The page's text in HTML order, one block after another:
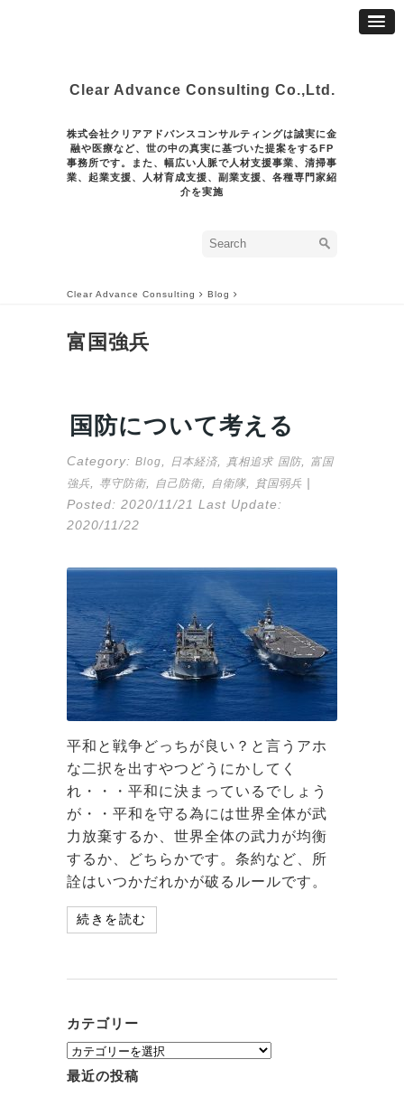
Clear Advance Consulting Co.,Ltd.
株式会社クリアアドバンスコンサルティングは誠実に金
融や医療など、世の中の真実に基づいた提案をするFP
事務所です。また、幅広い人脈で人材支援事業、清掃事
業、起業支援、人材育成支援、副業支援、各種専門家紹
介を実施
Clear Advance Consulting Blog
富国強兵
国防について考える
Category: Blog 日本経済 真相追求 国防,
富国
強兵
専守防衛, 自己防衛, 自衛隊 貧国弱兵 |
Posted: 2020/11/21 Last Update:
2020/11/22
平和と戦争どっちが良い？と言うアホ
な二択を出すやつどうにかしてく
れ・・・平和に決まっているでしょう
が・・平和を守る為には世界全体が武
力放棄するか、世界全体の武力が均衡
するか、どちらかです。条約など、所
詮はいつかだれかが破るルールです。
続きを読む
カテゴリー
カ
テ
ゴ
最近の投稿